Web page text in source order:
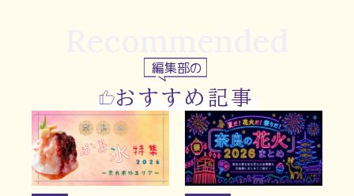
編集部の
おすすめ記事